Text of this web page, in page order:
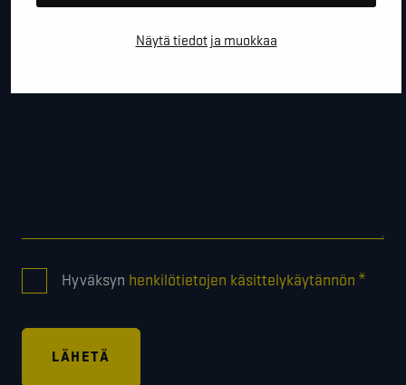
Näytä tiedot ja muokkaa
Hyväksyn henkilötietojen käsittelykäytännön *